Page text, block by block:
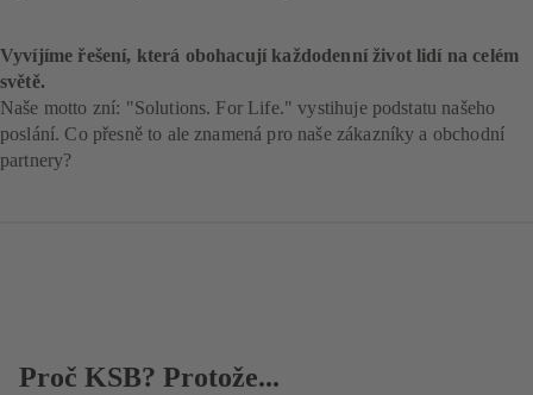
Vyvíjíme řešení, která obohacují každodenní život lidí na celém
světě.
Naše motto zní: "Solutions. For Life." vystihuje podstatu našeho
poslání. Co přesně to ale znamená pro naše zákazníky a obchodní
partnery?
Proč KSB? Protože...